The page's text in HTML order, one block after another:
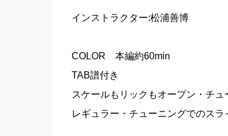
インストラクター:松浦善博
COLOR 本編約60min
TAB譜付き
スケールもリックもオープン・チュ
レギュラー・チューニングでのス